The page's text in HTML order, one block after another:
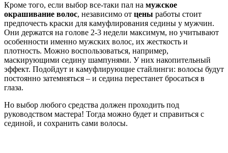
Кроме того, если выбор все-таки пал на мужское
окрашивание волос, независимо от цены работы стоит
предпочесть краски для камуфлирования седины у мужчин.
Они держатся на голове 2-3 недели максимум, но учитывают
особенности именно мужских волос, их жесткость и
плотность. Можно воспользоваться, например,
маскирующими седину шампунями. У них накопительный
эффект. Подойдут и камуфлирующие стайлинги: волосы будут
постоянно затемняться – и седина перестанет бросаться в
глаза.
Но выбор любого средства должен проходить под
руководством мастера! Тогда можно будет и справиться с
сединой, и сохранить сами волосы.